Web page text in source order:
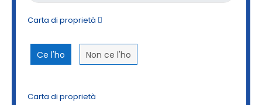
Carta di proprietà
Ce l'ho Non ce l'ho
Carta di proprietà